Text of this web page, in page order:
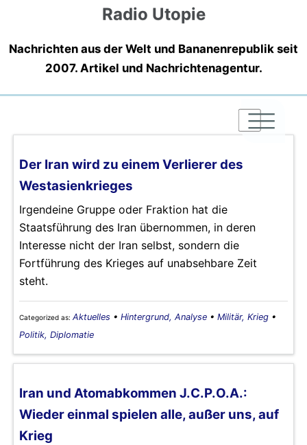
Radio Utopie
Nachrichten aus der Welt und Bananenrepublik seit
2007. Artikel und Nachrichtenagentur.
|
|
|
Der Iran wird zu einem Verlierer des
Westasienkrieges
Irgendeine Gruppe oder Fraktion hat die
Staatsführung des Iran übernommen, in deren
Interesse nicht der Iran selbst, sondern die
Fortführung des Krieges auf unabsehbare Zeit
steht.
Categorized as: Aktuelles • Hintergrund, Analyse • Militär, Krieg •
Politik, Diplomatie
Iran und Atomabkommen J.C.P.O.A.:
Wieder einmal spielen alle, außer uns, auf
Krieg